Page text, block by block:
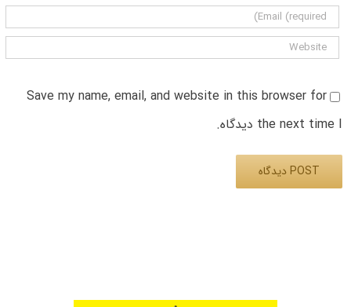
Save my name, email, and website in this browser for
the next time I دیدگاه.